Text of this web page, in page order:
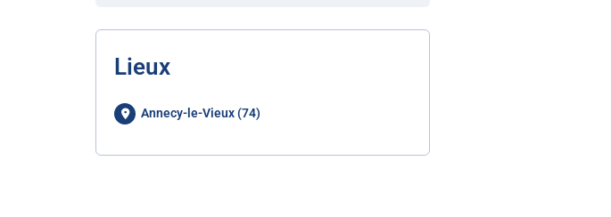
Lieux
Annecy-le-Vieux (74)